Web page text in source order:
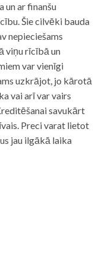
un ar finanšu
Šie cilvēki bauda
nepieciešams
viņu rīcībā un
var vienīgi
uzkrājot, jo kārotā
vai arī var vairs
savukārt
Preci varat lietot
jau ilgākā laika